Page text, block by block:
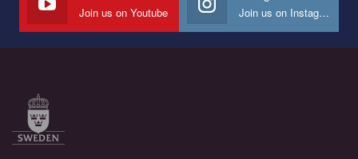
Join us on Youtube Join us on Instagram